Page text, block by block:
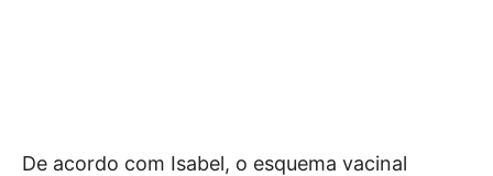
De acordo com Isabel, o esquema vacinal